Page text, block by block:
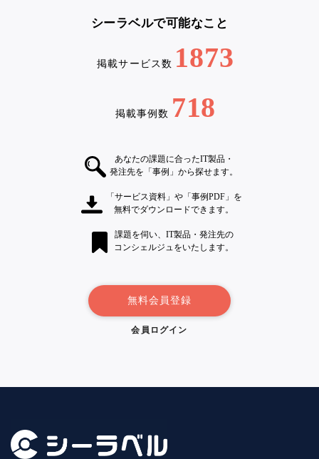
シーラベルで可能なこと
掲載サービス数 1873
掲載事例数 718
あなたの課題に合ったIT製品・
発注先を「事例」から探せます。
「サービス資料」や「事例PDF」を
無料でダウンロードできます。
課題を伺い、IT製品・発注先の
コンシェルジュをいたします。
無料会員登録
会員ログイン